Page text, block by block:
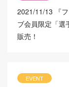
2021/11/13
『
ブ会員限定「選
販売！
EVENT